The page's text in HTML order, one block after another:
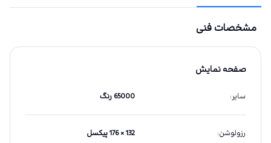
مشخصات فنی
صفحه نمایش
سایر: 65000 رنگ
رزولوشن: 132 × 176 پیکسل